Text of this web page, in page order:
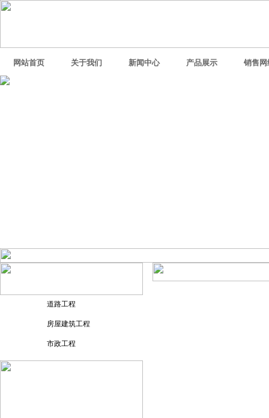
网站首页 关于我们 新闻中心 产品展示 销售网
道路工程
房屋建筑工程
市政工程